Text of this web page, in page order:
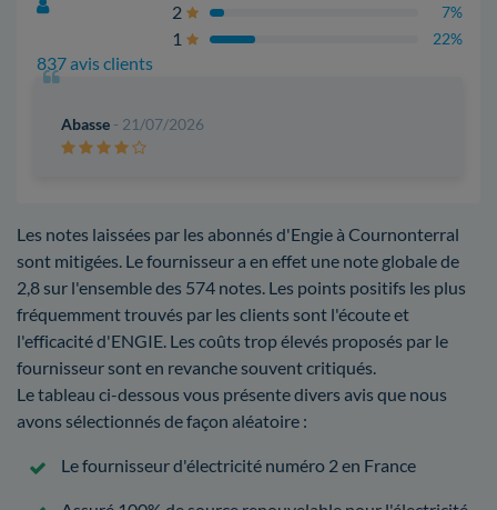
837 avis clients
2 7%
1 22%
Abasse - 21/07/2026
Les notes laissées par les abonnés d'Engie à Cournonterral
sont mitigées. Le fournisseur a en effet une note globale de
2,8 sur l'ensemble des 574 notes. Les points positifs les plus
fréquemment trouvés par les clients sont l'écoute et
l'efficacité d'ENGIE. Les coûts trop élevés proposés par le
fournisseur sont en revanche souvent critiqués.
Le tableau ci-dessous vous présente divers avis que nous
avons sélectionnés de façon aléatoire :
Le fournisseur d'électricité numéro 2 en France